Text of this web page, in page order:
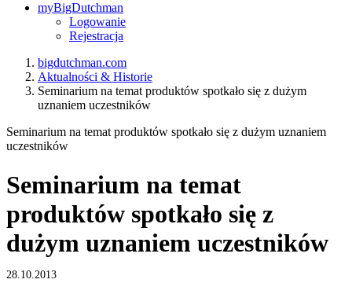
myBigDutchman
Logowanie
Rejestracja
bigdutchman.com
Aktualności & Historie
Seminarium na temat produktów spotkało się z dużym
uznaniem uczestników
Seminarium na temat produktów spotkało się z dużym uznaniem
uczestników
Seminarium na temat
produktów spotkało się z
dużym uznaniem uczestników
28.10.2013